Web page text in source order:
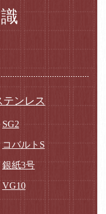
テンレス
SG2
コバルトS
銀紙3号
VG10